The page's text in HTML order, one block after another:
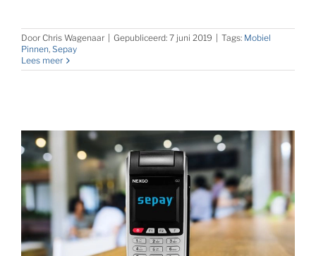
Door Chris Wagenaar Gepubliceerd: 7 juni 2019 Tags: Mobiel
Pinnen, Sepay
Lees meer